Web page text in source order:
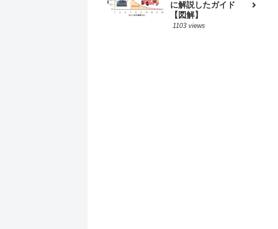
に解説したガイド
【図解】
1103 views